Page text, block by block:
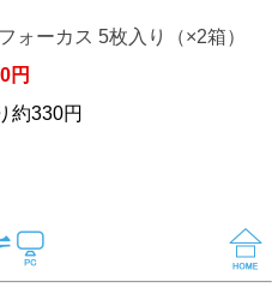
ォーカス 5枚入り（×2箱）
円
約330円